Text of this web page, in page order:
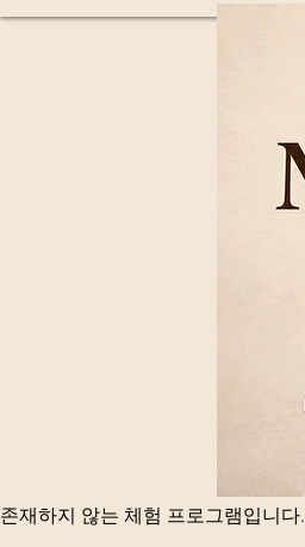
존재하지 않는 체험 프로그램입니다.